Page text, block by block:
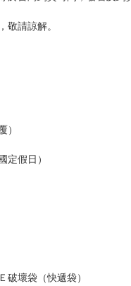
注意。
，以保障買賣家雙方權益。
消，請慎重下單。
際商品為準，可能有色差。
敬請諒解。
）